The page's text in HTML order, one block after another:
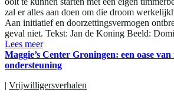
zal er alles aan doen om die droom
Aan initiatief en doorzettingsvermogen
geval niet. Tekst: Jan de Koning Beeld:
Lees meer
Maggie’s Center Groningen: een oase
ondersteuning
| Vrijwilligersverhalen